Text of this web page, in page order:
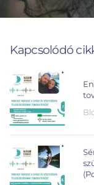
Kapcsolódó